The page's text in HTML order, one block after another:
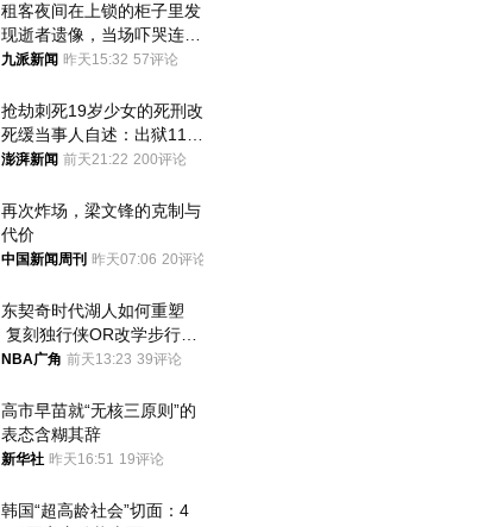
租客夜间在上锁的柜子里发
现逝者遗像，当场吓哭连夜
搬离，房东退还押金
九派新闻 昨天15:32 57评论
抢劫刺死19岁少女的死刑改
死缓当事人自述：出狱11年
间始终刻意躲避被害人家属
澎湃新闻 前天21:22 200评论
再次炸场，梁文锋的克制与
代价
中国新闻周刊 昨天07:06 20评论
东契奇时代湖人如何重塑
复刻独行侠OR改学步行
者？
NBA广角 前天13:23 39评论
高市早苗就“无核三原则”的
表态含糊其辞
新华社 昨天16:51 19评论
韩国“超高龄社会”切面：4